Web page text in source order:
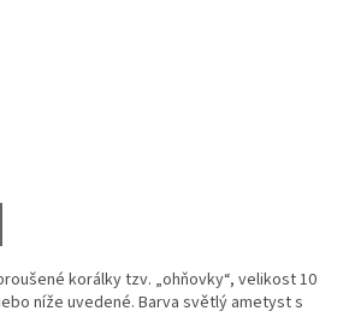
korálky tzv. „ohňovky“, velikost 10
níže uvedené. Barva světlý ametyst s